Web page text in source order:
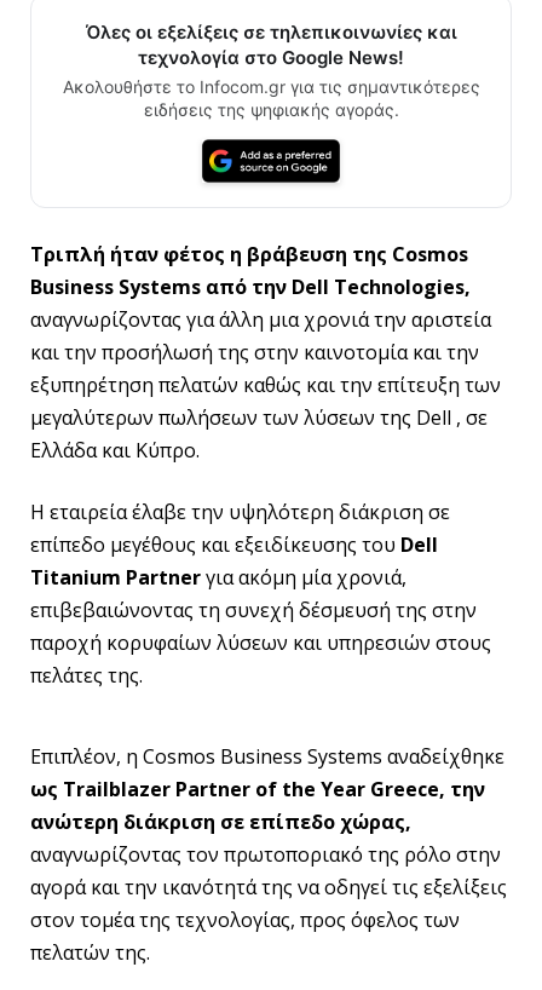
Όλες οι εξελίξεις σε τηλεπικοινωνίες και
τεχνολογία στο Google News!
Ακολουθήστε το Infocom.gr για τις σημαντικότερες
ειδήσεις της ψηφιακής αγοράς.
Τριπλή ήταν φέτος η βράβευση της Cosmos
Business Systems από την Dell Technologies,
αναγνωρίζοντας για άλλη μια χρονιά την αριστεία
και την προσήλωσή της στην καινοτομία και την
εξυπηρέτηση πελατών καθώς και την επίτευξη των
μεγαλύτερων πωλήσεων των λύσεων της Dell , σε
Ελλάδα και Κύπρο.
Η εταιρεία έλαβε την υψηλότερη διάκριση σε
επίπεδο μεγέθους και εξειδίκευσης του Dell
Titanium Partnerγια ακόμη μία χρονιά,
επιβεβαιώνοντας τη συνεχή δέσμευσή της στην
παροχή κορυφαίων λύσεων και υπηρεσιών στους
πελάτες της.
Επιπλέον, η Cosmos Business Systems αναδείχθηκε
ως Trailblazer Partner of the Year Greece, την
ανώτερη διάκριση σε επίπεδο χώρας,
αναγνωρίζοντας τον πρωτοποριακό της ρόλο στην
αγορά και την ικανότητά της να οδηγεί τις εξελίξεις
στον τομέα της τεχνολογίας, προς όφελος των
πελατών της.